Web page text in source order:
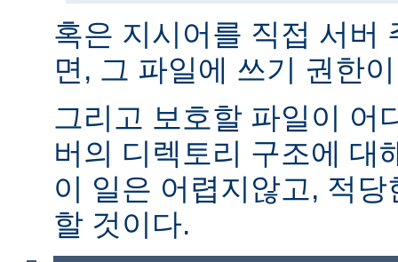
혹은 지시어를 직접 서버
면, 그 파일에 쓰기 권한
그리고 보호할 파일이 어
버의 디렉토리 구조에 대
이 일은 어렵지않고, 적
할 것이다.